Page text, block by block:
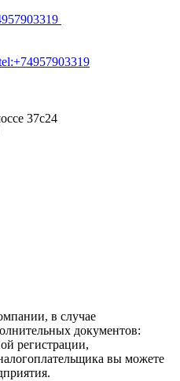
37с24
в случае
документов:
регистрации,
вы можете